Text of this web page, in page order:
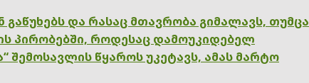
გაწუხებს და რასაც მთავრობა გიმალავს, თუმცა
პირობებში, როდესაც დამოუკიდებელ
შემოსავლის წყაროს უკეტავს, ამას მარტო